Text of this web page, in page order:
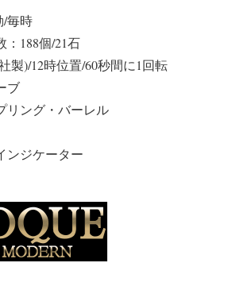
/毎時
：188個/21石
製)/12時位置/60秒間に1回転
ブ
リング・バーレル
ンジケーター